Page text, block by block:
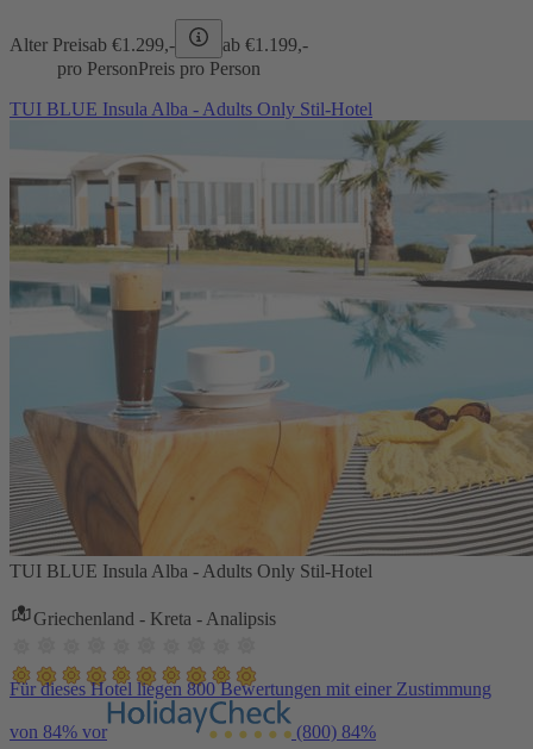
Alter Preisab €1.299,- ab €1.199,-
pro PersonPreis pro Person
TUI BLUE Insula Alba - Adults Only Stil-Hotel
TUI BLUE Insula Alba - Adults Only Stil-Hotel
Griechenland - Kreta - Analipsis
Für dieses Hotel liegen 800 Bewertungen mit einer Zustimmung
von 84% vor (800) 84%